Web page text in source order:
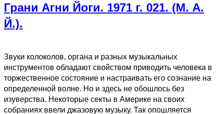
Грани Агни Йоги. 1971 г. 021. (М. А.
Й.).
Звуки колоколов, органа и разных музыкальных
инструментов обладают свойством приводить человека в
торжественное состояние и настраивать его сознание на
определенной волне. Но и здесь не обошлось без
изуверства. Некоторые секты в Америке на своих
собраниях ввели джазовую музыку. Так опошляется